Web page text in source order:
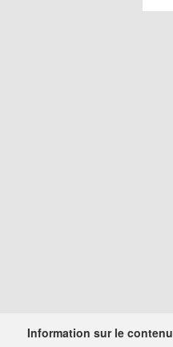
Information sur le